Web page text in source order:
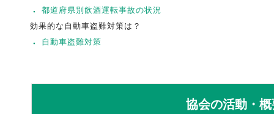
都道府県別飲酒運転事故の状況
効果的な自動車盗難対策は？
自動車盗難対策
協会の活動・概